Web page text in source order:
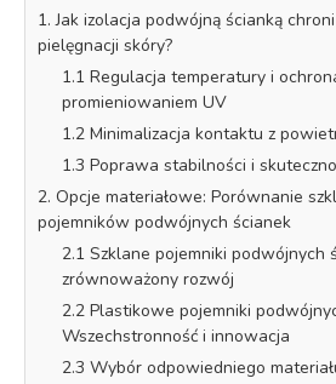
1. Jak izolacja podwójną ścianką
pielęgnacji skóry?
1.1 Regulacja temperatury i
promieniowaniem UV
1.2 Minimalizacja kontaktu z
1.3 Poprawa stabilności i
2. Opcje materiałowe: Porównanie
pojemników podwójnych ścianek
2.1 Szklane pojemniki podwójnych
zrównoważony rozwój
2.2 Plastikowe pojemniki
Wszechstronność i innowacja
2.3 Wybór odpowiedniego